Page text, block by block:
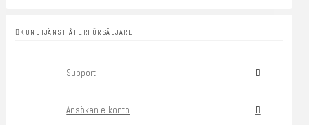
KUNDTJÄNST ÅTERFÖRSÄLJARE
Support
Ansökan e-konto